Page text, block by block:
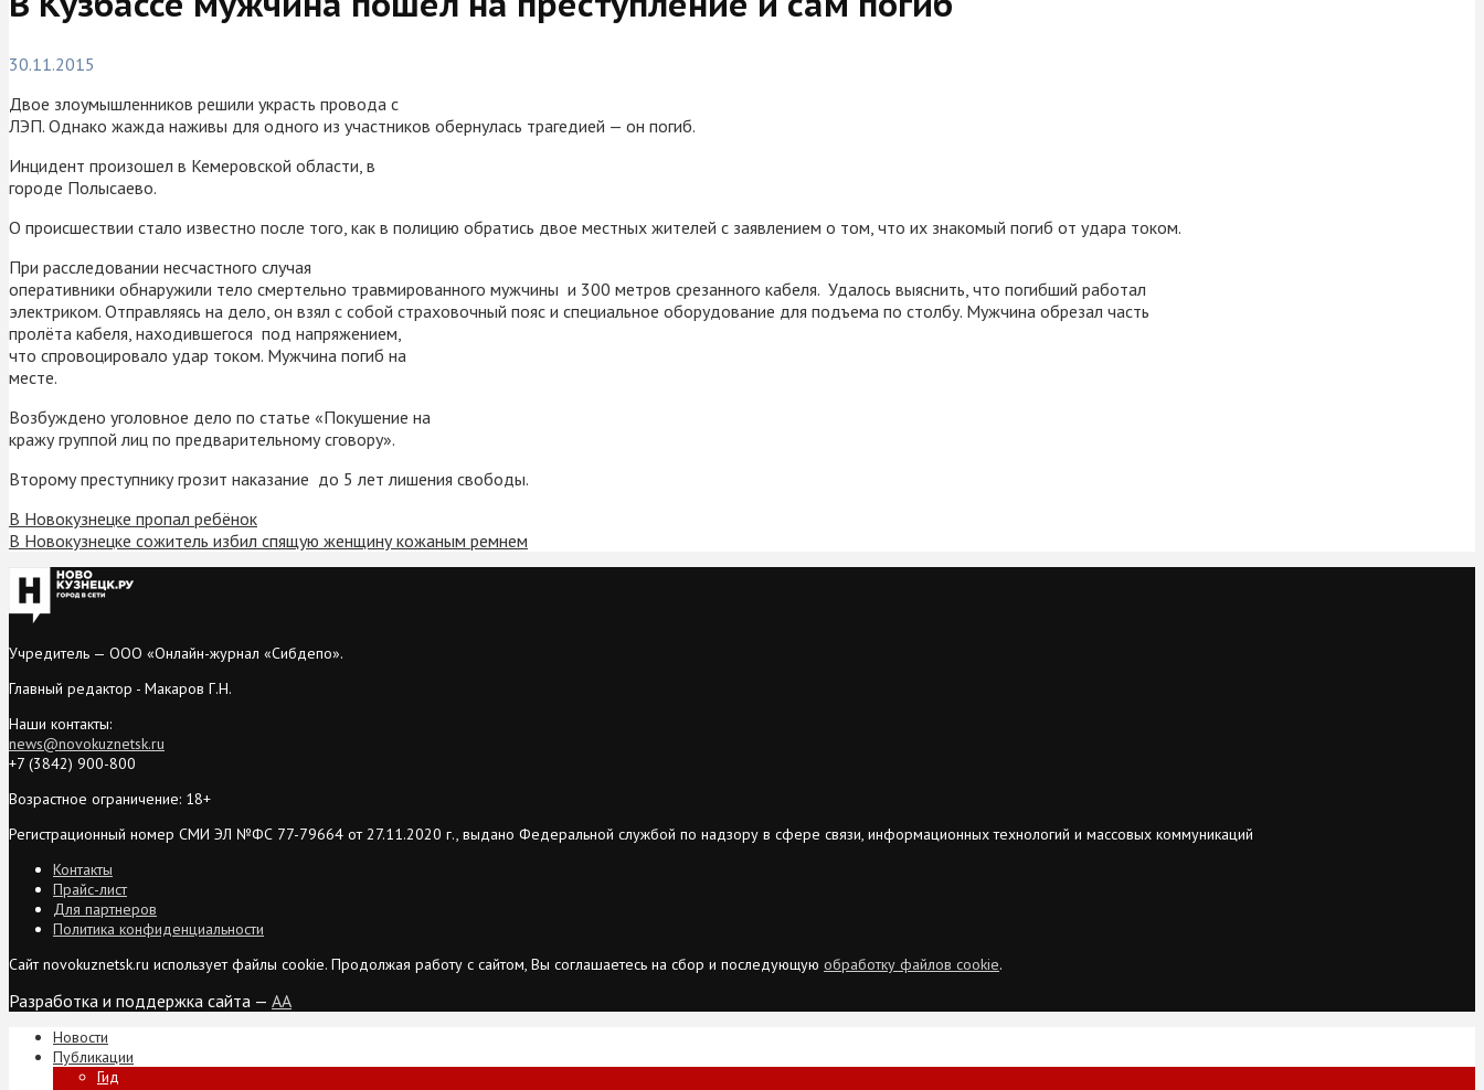
30.11.2015
Двое злоумышленников решили украсть провода с
ЛЭП. Однако жажда наживы для одного из участников обернулась трагедией — он погиб.
Инцидент произошел в Кемеровской области, в
городе Полысаево.
О происшествии стало известно после того, как в полицию обратись двое местных жителей с заявлением о том, что их знакомый погиб от удара током.
При расследовании несчастного случая
оперативники обнаружили тело смертельно травмированного мужчины и 300 метров срезанного кабеля. Удалось выяснить, что погибший работал
электриком. Отправляясь на дело, он взял с собой страховочный пояс и специальное оборудование для подъема по столбу. Мужчина обрезал часть
пролёта кабеля, находившегося под напряжением,
что спровоцировало удар током. Мужчина погиб на
месте.
Возбуждено уголовное дело по статье «Покушение на
кражу группой лиц по предварительному сговору».
Второму преступнику грозит наказание до 5 лет лишения свободы.
В Новокузнецке пропал ребёнок
В Новокузнецке сожитель избил спящую женщину кожаным ремнем
Учредитель — ООО «Онлайн-журнал «Сибдепо».
Главный редактор - Макаров Г.Н.
Наши контакты:
news@novokuznetsk.ru
+7 (3842) 900-800
Возрастное ограничение: 18+
Регистрационный номер СМИ ЭЛ №ФС 77-79664 от 27.11.2020 г., выдано Федеральной службой по надзору в сфере связи, информационных технологий и массовых коммуникаций
Контакты
Прайс-лист
Для партнеров
Политика конфиденциальности
Сайт novokuznetsk.ru использует файлы cookie. Продолжая работу с сайтом, Вы соглашаетесь на сбор и последующую обработку файлов cookie.
Разработка и поддержка сайта — AA
Новости
Публикации
Гид